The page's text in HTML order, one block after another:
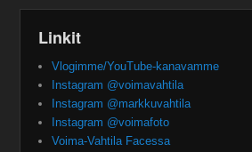
Linkit
Vlogimme/YouTube-kanavamme
Instagram @voimavahtila
Instagram @markkuvahtila
Instagram @voimafoto
Voima-Vahtila Facessa